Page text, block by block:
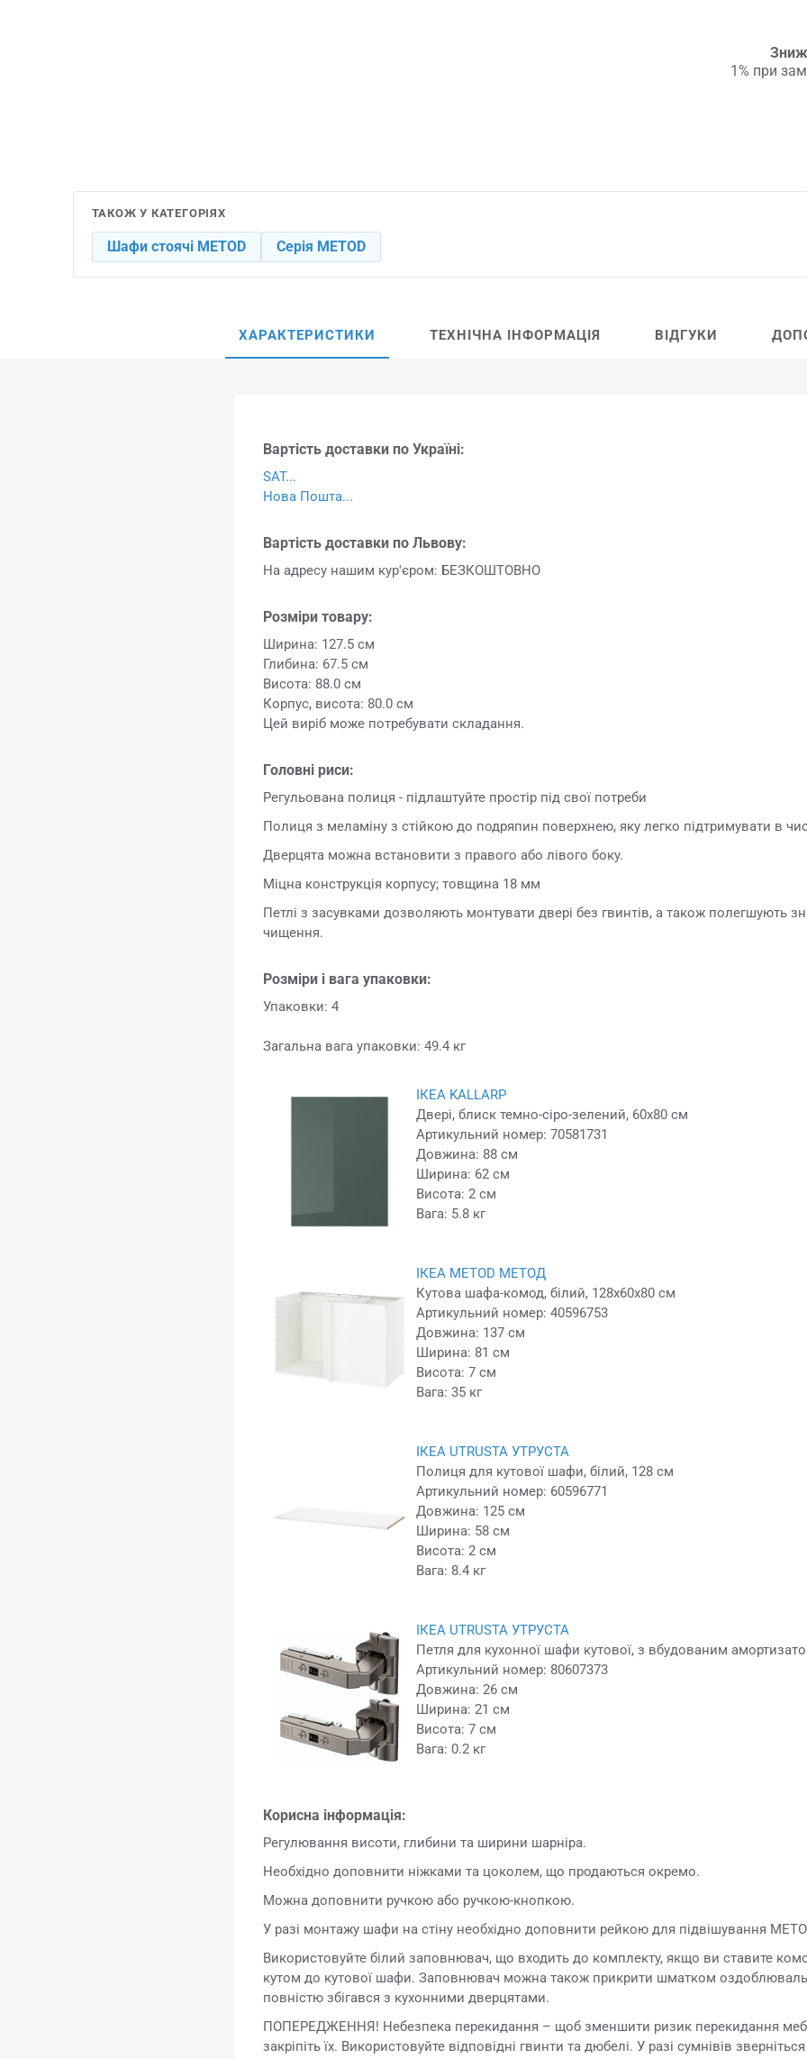
1% при
ТАКОЖ У КАТЕГОРІЯХ
Шафи стоячі METOD Серія METOD
ХАРАКТЕРИСТИКИ ТЕХНІЧНА ІНФОРМАЦІЯ ВІДГУКИ
Вартість доставки по Україні:
SAT...
Нова Пошта...
Вартість доставки по Львову:
На адресу нашим кур'єром: БЕЗКОШТОВНО
Розміри товару:
Ширина: 127.5 см
Глибина: 67.5 см
Висота: 88.0 см
Корпус, висота: 80.0 см
Цей виріб може потребувати складання.
Головні риси:
Регульована полиця - підлаштуйте простір під свої потреби
Полиця з меламіну з стійкою до подряпин поверхнею, яку легко підтримувати в
Дверцята можна встановити з правого або лівого боку.
Міцна конструкція корпусу; товщина 18 мм
Петлі з засувками дозволяють монтувати двері без гвинтів, а також полегшують
чищення.
Розміри і вага упаковки:
Упаковки: 4
Загальна вага упаковки: 49.4 кг
ІКЕА KALLARP
Двері, блиск темно-сіро-зелений, 60x80 см
Артикульний номер: 70581731
Довжина: 88 см
Ширина: 62 см
Висота: 2 см
Вага: 5.8 кг
ІКЕА METOD МЕТОД
Кутова шафа-комод, білий, 128x60x80 см
Артикульний номер: 40596753
Довжина: 137 см
Ширина: 81 см
Висота: 7 см
Вага: 35 кг
ІКЕА UTRUSTA УТРУСТА
Полиця для кутової шафи, білий, 128 см
Артикульний номер: 60596771
Довжина: 125 см
Ширина: 58 см
Висота: 2 см
Вага: 8.4 кг
ІКЕА UTRUSTA УТРУСТА
Петля для кухонної шафи кутової, з вбудованим
Артикульний номер: 80607373
Довжина: 26 см
Ширина: 21 см
Висота: 7 см
Вага: 0.2 кг
Корисна інформація:
Регулювання висоти, глибини та ширини шарніра.
Необхідно доповнити ніжками та цоколем, що продаються окремо.
Можна доповнити ручкою або ручкою-кнопкою.
У разі монтажу шафи на стіну необхідно доповнити рейкою для підвішування
Використовуйте білий заповнювач, що входить до комплекту, якщо ви ставите
кутом до кутової шафи. Заповнювач можна також прикрити шматком
повністю збігався з кухонними дверцятами.
ПОПЕРЕДЖЕННЯ! Небезпека перекидання – щоб зменшити ризик перекидання
закріпіть їх. Використовуйте відповідні гвинти та дюбелі. У разі сумнівів